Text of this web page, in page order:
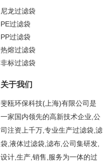
尼龙过滤袋
PE过滤袋
PP过滤袋
热熔过滤袋
非标过滤袋
关于我们
斐瓯环保科技(上海)有限公司是
一家国内领先的高新技术企业,公
司注资上千万,专业生产过滤袋,滤
袋,液体过滤袋,滤布,公司集研发,
设计,生产,销售,服务为一体的过